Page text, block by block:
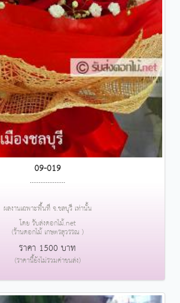
09-019
....................
ผลงานเฉพาะพื้นที่ จ.ชลบุรี เท่านั้น
โดย รับส่งดอกไม้.net
(ร้านดอกไม้ เกษตรสุวรรณ )
ราคา 1500 บาท
(ราคานี้ยังไม่รวมค่าขนส่ง)